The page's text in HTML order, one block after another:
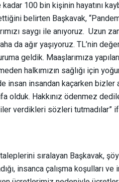
100 bin kişinin hayatını
belirten Başkavak,
saygı ile anıyoruz. Uzun
da ağır yaşıyoruz. TL’nin
geldik. Maaşlarımıza
halkımızın sağlığı için
insandan kaçarken bizler
olduk. Hakkınız ödenmez
verdikleri sözleri tutmadılar”
sıralayan Başkavak,
insanca çalışma koşulları